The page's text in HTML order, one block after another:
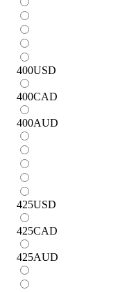
400USD
400CAD
400AUD
425USD
425CAD
425AUD